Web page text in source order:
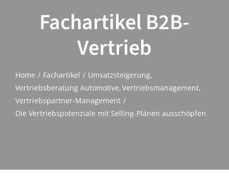
Fachartikel B2B-
Vertrieb
Home Fachartikel
Umsatzsteigerung
Vertriebsberatung Automotive Vertriebsmanagement
Vertriebspartner-Management
Die Vertriebspotenziale mit Selling-Plänen ausschöpfen